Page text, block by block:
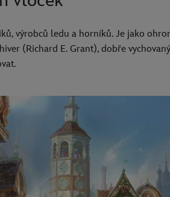
výrobců ledu a horníků. Je jako
(Richard E. Grant), dobře